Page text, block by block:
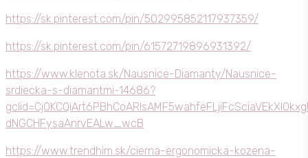
https://sk.pinterest.com/pin/502995852117937359/
https://sk.pinterest.com/pin/61572719896931392/
https://www.klenota.sk/Nausnice-Diamanty/Nausnice-
srdiecka-s-diamantmi-14686?
dNGCHFysaAnrvEALw_wcB
https://www.trendhim.sk/cierna-ergonomicka-kozena-